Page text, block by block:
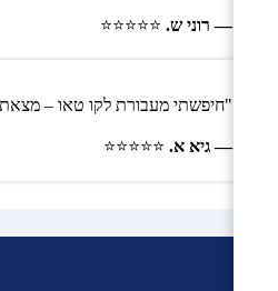
— רוני ש. ⭐⭐⭐⭐⭐
"חיפשתי מעבורת לקו טאו –
— גיא א. ⭐⭐⭐⭐⭐